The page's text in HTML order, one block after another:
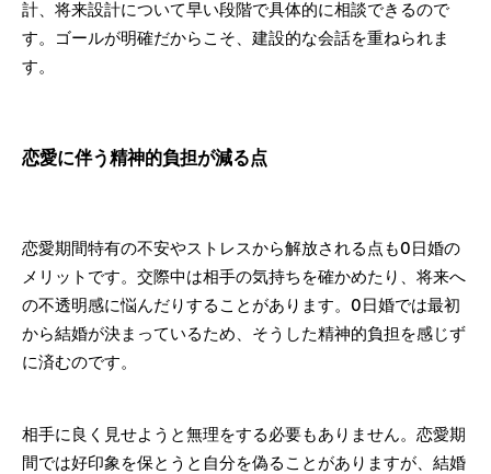
計、将来設計について早い段階で具体的に相談できるので
す。ゴールが明確だからこそ、建設的な会話を重ねられま
す。
恋愛に伴う精神的負担が減る点
恋愛期間特有の不安やストレスから解放される点も0日婚の
メリットです。交際中は相手の気持ちを確かめたり、将来へ
の不透明感に悩んだりすることがあります。0日婚では最初
から結婚が決まっているため、そうした精神的負担を感じず
に済むのです。
相手に良く見せようと無理をする必要もありません。恋愛期
間では好印象を保とうと自分を偽ることがありますが、結婚